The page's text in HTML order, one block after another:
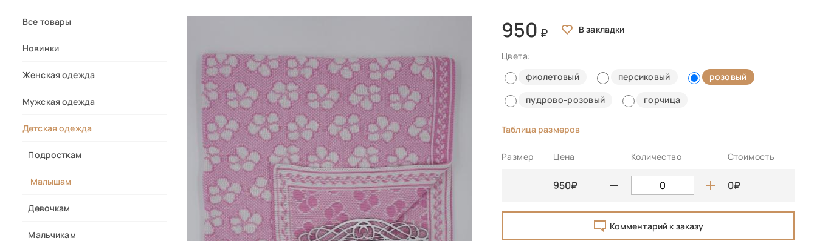
Все товары
Новинки
Женская одежда
Мужская одежда
Детская одежда
Подросткам
Малышам
Девочкам
Мальчикам
950
Цвета:
фиолетовый
персиковый
розовый
пудрово-розовый
горчица
Таблица размеров
Размер Цена Количество Стоимость
950 0
Комментарий к заказу